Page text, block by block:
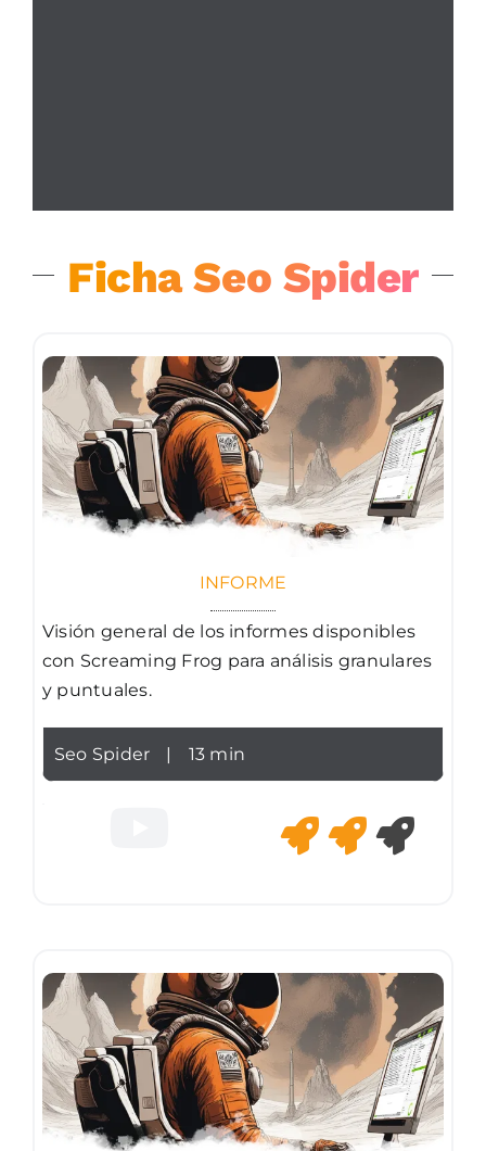
Ficha Seo Spider
INFORME
Visión general de los informes disponibles
con Screaming Frog para análisis granulares
y puntuales.
Seo Spider | 13 min